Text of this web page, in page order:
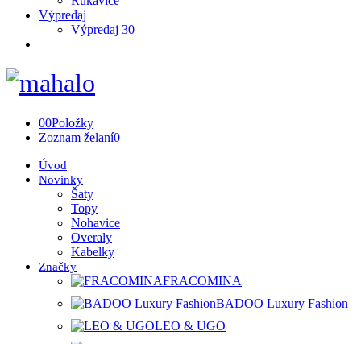
Výpredaj
Výpredaj 30
00Položky
Zoznam želaní0
Úvod
Novinky
Šaty
Topy
Nohavice
Overaly
Kabelky
Značky
FRACOMINA
BADOO Luxury Fashion
LEO & UGO